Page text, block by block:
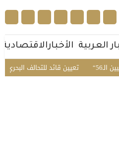
العربية الأخبارالاقتصادية
تعيين قائد للتحالف البحري